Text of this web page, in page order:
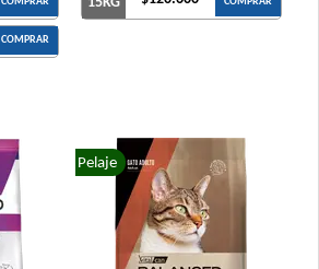
COMPRAR
Pelaje